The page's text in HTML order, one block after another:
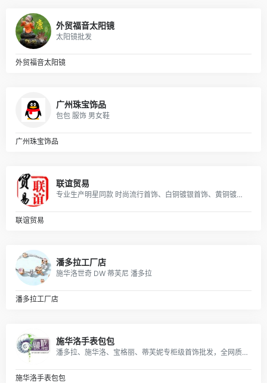
外贸福音太阳镜
太阳镜批发
外贸福音太阳镜
广州珠宝饰品
包包 服饰 男女鞋
广州珠宝饰品
联谊贸易
专业生产明星同款 时尚流行首饰、白铜镀银首饰、黄铜镀真空金首饰、纯黄铜首饰等产品.
联谊贸易
潘多拉工厂店
施华洛世奇 DW 蒂芙尼 潘多拉
潘多拉工厂店
施华洛手表包包
潘多拉、施华洛、宝格丽、蒂芙妮专柜级首饰批发，全网质量最优，全部现货秒发。
施华洛手表包包